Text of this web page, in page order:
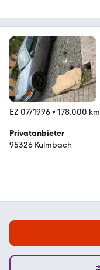
EZ 07/1996• 178.000 km
Privatanbieter
95326 Kulmbach